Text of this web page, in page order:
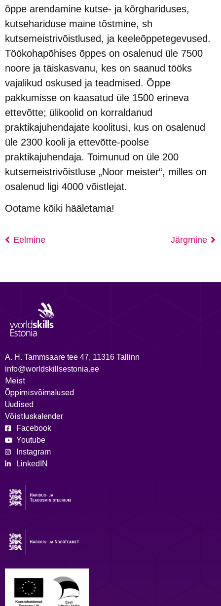
õppe arendamine kutse- ja kõrghariduses,
kutsehariduse maine tõstmine, sh
kutsemeistrivõistlused, ja keeleõppetegevused.
Töökohapõhises õppes on osalenud üle 7500
noore ja täiskasvanu, kes on saanud tööks
vajalikud oskused ja teadmised. Õppe
pakkumisse on kaasatud üle 1500 erineva
ettevõtte; ülikoolid on korraldanud
praktikajuhendajate koolitusi, kus on osalenud
üle 2300 kooli ja ettevõtte-poolse
praktikajuhendaja. Toimunud on üle 200
kutsemeistrivõistluse „Noor meister“, milles on
osalenud ligi 4000 võistlejat.
Ootame kõiki hääletama!
Eelmine Järgmine
A. H. Tammsaare tee 47, 11316 Tallinn
info@worldskillsestonia.ee
Meist
Õppimisvõimalused
Uudised
Võistluskalender
Facebook
Youtube
Instagram
LinkedIN